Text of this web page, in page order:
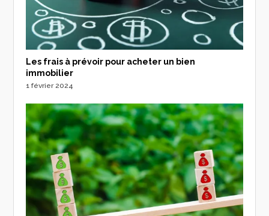
Les frais à prévoir pour acheter un bien
immobilier
1 février 2024